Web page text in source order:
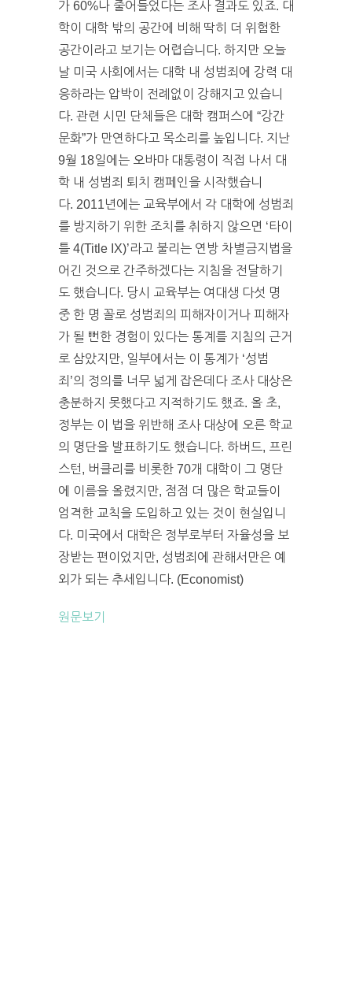
가 60%나 줄어들었다는 조사 결과도 있죠. 대
학이 대학 밖의 공간에 비해 딱히 더 위험한
공간이라고 보기는 어렵습니다. 하지만 오늘
날 미국 사회에서는 대학 내 성범죄에 강력 대
응하라는 압박이 전례없이 강해지고 있습니
다. 관련 시민 단체들은 대학 캠퍼스에 “강간
문화”가 만연하다고 목소리를 높입니다. 지난
9월 18일에는 오바마 대통령이 직접 나서 대
학 내 성범죄 퇴치 캠페인을 시작했습니
다. 2011년에는 교육부에서 각 대학에 성범죄
를 방지하기 위한 조치를 취하지 않으면 ‘타이
틀 4(Title IX)’라고 불리는 연방 차별금지법을
어긴 것으로 간주하겠다는 지침을 전달하기
도 했습니다. 당시 교육부는 여대생 다섯 명
중 한 명 꼴로 성범죄의 피해자이거나 피해자
가 될 뻔한 경험이 있다는 통계를 지침의 근거
로 삼았지만, 일부에서는 이 통계가 ‘성범
죄’의 정의를 너무 넓게 잡은데다 조사 대상은
충분하지 못했다고 지적하기도 했죠. 올 초,
정부는 이 법을 위반해 조사 대상에 오른 학교
의 명단을 발표하기도 했습니다. 하버드, 프린
스턴, 버클리를 비롯한 70개 대학이 그 명단
에 이름을 올렸지만, 점점 더 많은 학교들이
엄격한 교칙을 도입하고 있는 것이 현실입니
다. 미국에서 대학은 정부로부터 자율성을 보
장받는 편이었지만, 성범죄에 관해서만은 예
외가 되는 추세입니다. (Economist)
원문보기